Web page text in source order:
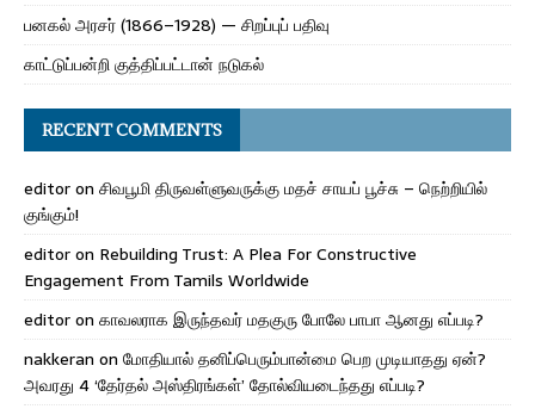
பனகல் அரசர் (1866–1928) — சிறப்புப் பதிவு
காட்டுப்பன்றி குத்திப்பட்டான் நடுகல்
RECENT COMMENTS
editoron சிவபூமி திருவள்ளுவருக்கு மதச் சாயப் பூச்சு – நெற்றியில்
குங்கும்!
editoron Rebuilding Trust: A Plea For Constructive
Engagement From Tamils Worldwide
editoron காவலராக இருந்தவர் மதகுரு போலே பாபா ஆனது எப்படி?
nakkeran on மோதியால் தனிப்பெரும்பான்மை பெற முடியாதது ஏன்?
அவரது 4 ‘தேர்தல் அஸ்திரங்கள்’ தோல்வியடைந்தது எப்படி?